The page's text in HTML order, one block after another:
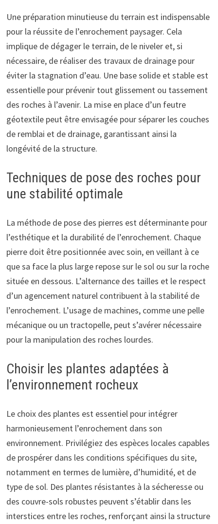
Une préparation minutieuse du terrain est indispensable
pour la réussite de l’enrochement paysager. Cela
implique de dégager le terrain, de le niveler et, si
nécessaire, de réaliser des travaux de drainage pour
éviter la stagnation d’eau. Une base solide et stable est
essentielle pour prévenir tout glissement ou tassement
des roches à l’avenir. La mise en place d’un feutre
géotextile peut être envisagée pour séparer les couches
de remblai et de drainage, garantissant ainsi la
longévité de la structure.
Techniques de pose des roches pour
une stabilité optimale
La méthode de pose des pierres est déterminante pour
l’esthétique et la durabilité de l’enrochement. Chaque
pierre doit être positionnée avec soin, en veillant à ce
que sa face la plus large repose sur le sol ou sur la roche
située en dessous. L’alternance des tailles et le respect
d’un agencement naturel contribuent à la stabilité de
l’enrochement. L’usage de machines, comme une pelle
mécanique ou un tractopelle, peut s’avérer nécessaire
pour la manipulation des roches lourdes.
Choisir les plantes adaptées à
l’environnement rocheux
Le choix des plantes est essentiel pour intégrer
harmonieusement l’enrochement dans son
environnement. Privilégiez des espèces locales capables
de prospérer dans les conditions spécifiques du site,
notamment en termes de lumière, d’humidité, et de
type de sol. Des plantes résistantes à la sécheresse ou
des couvre-sols robustes peuvent s’établir dans les
interstices entre les roches, renforçant ainsi la structure